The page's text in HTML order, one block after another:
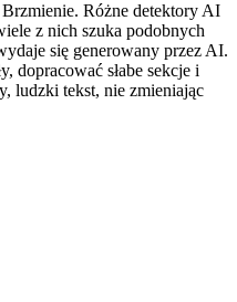
Różne detektory AI
z nich szuka podobnych
się generowany przez AI.
dopracować słabe sekcje i
ludzki tekst, nie zmieniając